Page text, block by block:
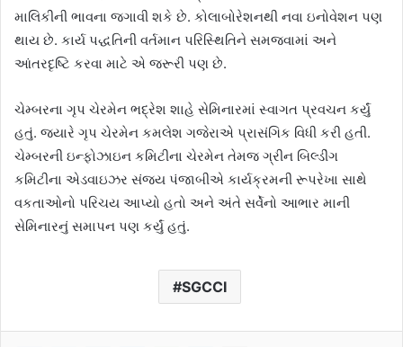
માલિકીની ભાવના જગાવી શકે છે. કોલાબોરેશનથી નવા ઇનોવેશન પણ
થાય છે. કાર્ય પદ્ધતિની વર્તમાન પરિસ્થિતિને સમજવામાં અને
આંતરદૃષ્ટિ કરવા માટે એ જરૂરી પણ છે.
ચેમ્બરના ગૃપ ચેરમેન ભદ્રેશ શાહે સેમિનારમાં સ્વાગત પ્રવચન કર્યું
હતું. જ્યારે ગૃપ ચેરમેન કમલેશ ગજેરાએ પ્રાસંગિક વિધી કરી હતી.
ચેમ્બરની ઇન્ફોઝાઇન કમિટીના ચેરમેન તેમજ ગ્રીન બિલ્ડીંગ
કમિટીના એડવાઇઝર સંજય પંજાબીએ કાર્યક્રમની રૂપરેખા સાથે
વકતાઓનો પરિચય આપ્યો હતો અને અંતે સર્વેનો આભાર માની
સેમિનારનું સમાપન પણ કર્યું હતું.
SGCCI